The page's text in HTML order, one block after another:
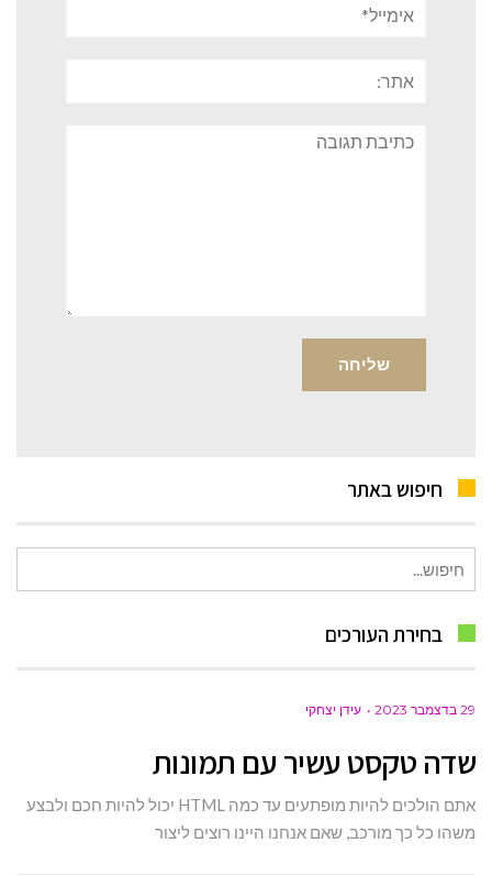
תגובה
חיפוש באתר
עבור:
בחירת העורכים
29 בדצמבר 2023 עידן יצחקי
שדה טקסט עשיר עם תמונות
אתם הולכים להיות מופתעים עד כמה HTML יכול להיות חכם ולבצע
משהו כל כך מורכב, שאם אנחנו היינו רוצים ליצור